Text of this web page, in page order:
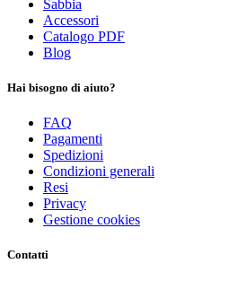
Sabbia
Accessori
Catalogo PDF
Blog
Hai bisogno di aiuto?
FAQ
Pagamenti
Spedizioni
Condizioni generali
Resi
Privacy
Gestione cookies
Contatti